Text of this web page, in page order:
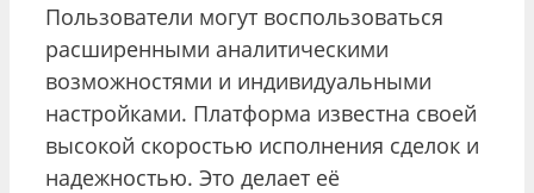
Пользователи могут воспользоваться
расширенными аналитическими
возможностями и индивидуальными
настройками. Платформа известна своей
высокой скоростью исполнения сделок и
надежностью. Это делает её